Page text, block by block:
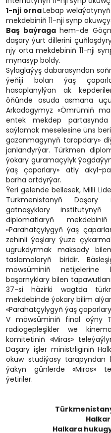
1-nji ornaLebap
mekdebiniň 11-nji synp
Baş baýragahem-de
daşary ýurt dillerini
njy orta mekdebiniň 11-nji
mynasyp boldy.
Sylaglaýyş dabarasyndan
ýeňiji bolan ýaş
hasaplanylýan ak
öňünde asuda asmana
Arkadagymyz «Ömrümiň
entek mekdep
saýlamak meselesine üns
gazanmagynyň tarapdary»
janlandyrýar. Türkmen
ýokary guramaçylyk
ýaş çaparlary» atly akyl-
barha artdyrýar.
Ýeri gelende bellesek, Milli
Türkmenistanyň Daşary
gatnaşyklary
diplomatlaryň
«Parahatçylygyň ýaş
zehinli ýaşlary ýüze
ugrukdyrmak maksady
taslamalaryň biridir.
möwsüminiň netijelerine
başarnyklary bilen
37-si häzirki wagtda
mekdebinde ýokary bilim
«Parahatçylygyň ýaş
V möwsüminiň final oýny
radiogepleşikler we
komitetiniň «Miras»
Daşary işler ministrliginiň
okuw studiýasy tarapyndan
ýakyn günlerde «Miras»
ýetiriler.
Halkara